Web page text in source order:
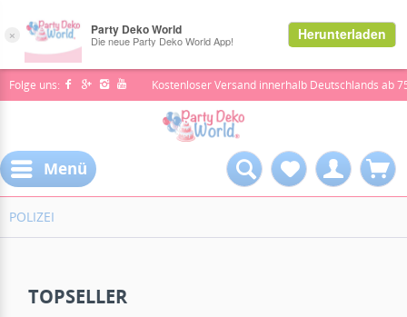
Folge uns: Kostenloser Versand innerhalb Deutschlands ab
Menü
POLIZEI
TOPSELLER